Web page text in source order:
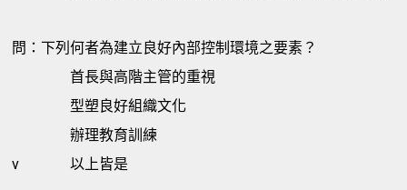
問：下列何者為建立良好內部控制環境之要素？
首長與高階主管的重視
型塑良好組織文化
辦理教育訓練
v
以上皆是